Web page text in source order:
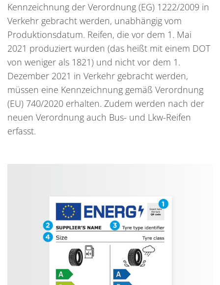
Kennzeichnung der Verordnung (EG) 1222/2009 in
Verkehr gebracht werden, unabhängig vom
Produktionsdatum. Reifen, die vor dem 1. Mai
2021 produziert wurden (das heißt mit einem DOT
von weniger als 1821) und nicht vor dem 1.
Dezember 2021 in Verkehr gebracht werden,
müssen eine Kennzeichnung gemäß Verordnung
(EU) 740/2020 erhalten. Zudem werden nach der
neuen Verordnung auch Bus- und Lkw-Reifen
erfasst.